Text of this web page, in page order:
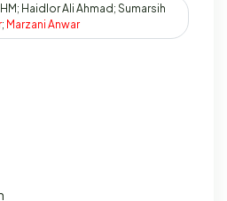
Haidlor Ali Ahmad; Sumarsih
; Marzani Anwar